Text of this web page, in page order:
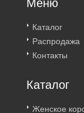
Меню
Каталог
Распродажа
Контакты
Каталог
Женское